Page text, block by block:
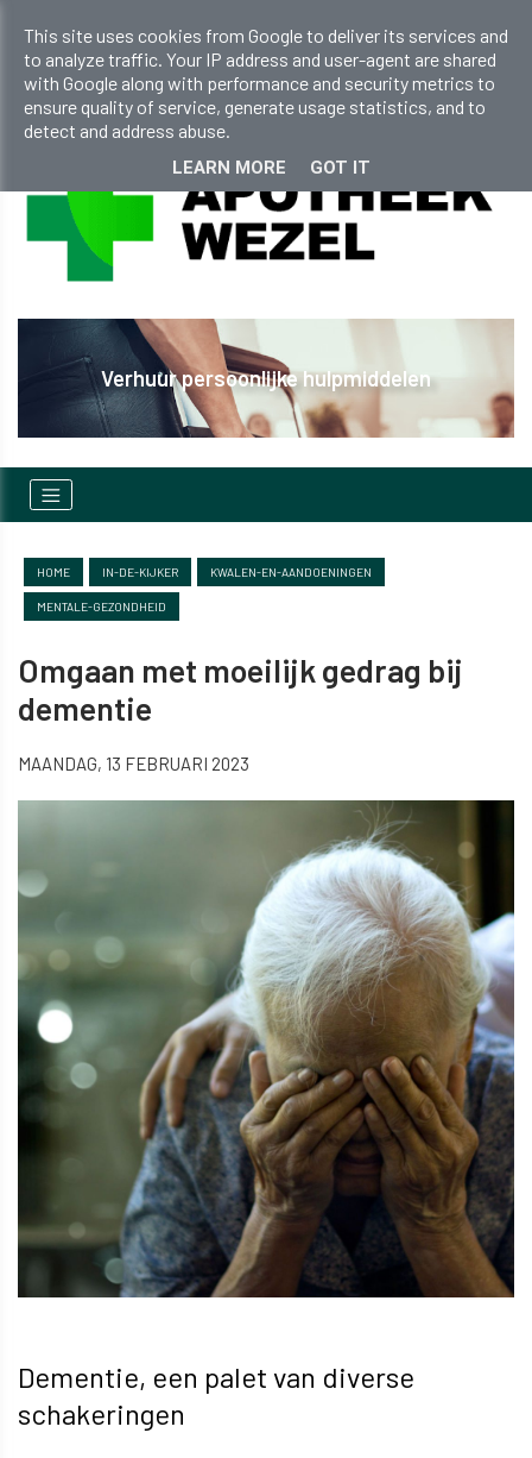
apotheekwezel@gmail.com
+32 (0)14 810 298
Verhuur persoonlijke hulpmiddelen
HOME IN-DE-KIJKER KWALEN-EN-AANDOENINGEN
MENTALE-GEZONDHEID
Omgaan met moeilijk gedrag bij
dementie
MAANDAG, 13 FEBRUARI 2023
Dementie, een palet van diverse
schakeringen
This site uses cookies from Google to deliver its services and
to analyze traffic. Your IP address and user-agent are shared
with Google along with performance and security metrics to
ensure quality of service, generate usage statistics, and to
detect and address abuse.
LEARN MORE GOT IT